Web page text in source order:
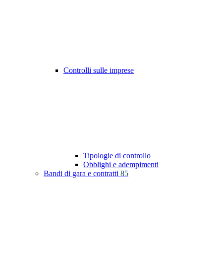
Controlli sulle imprese
Tipologie di controllo
Obblighi e adempimenti
Bandi di gara e contratti 85